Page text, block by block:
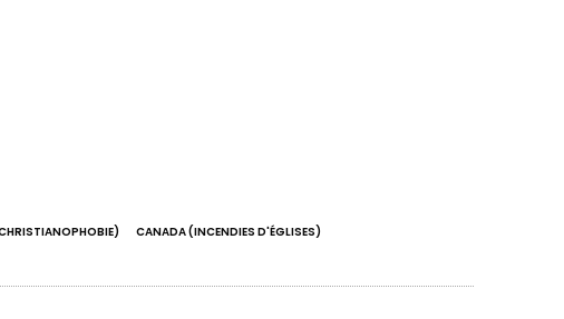
CANADA (INCENDIES D'ÉGLISES)